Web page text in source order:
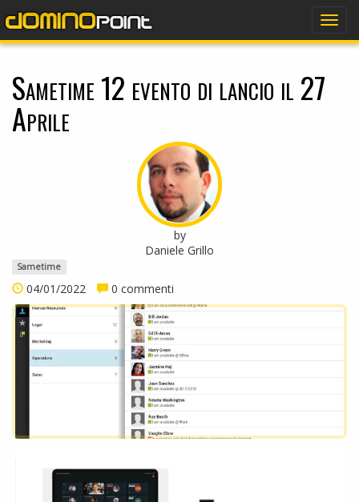
Sametime 12 evento di lancio il 27
Aprile
by
Daniele Grillo
Sametime
04/01/2022 0 commenti